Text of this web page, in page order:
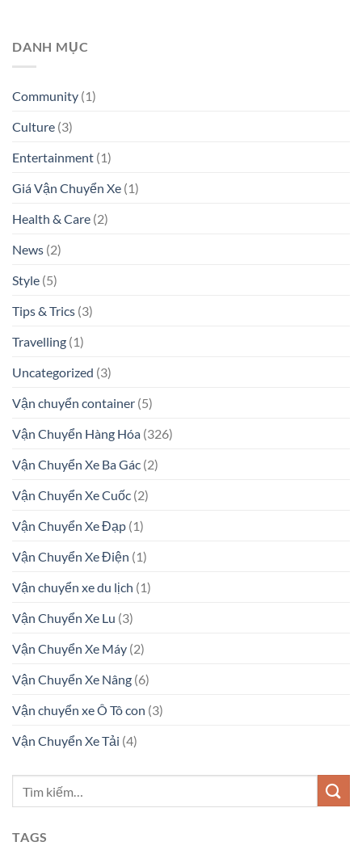
DANH MỤC
Community (1)
Culture (3)
Entertainment (1)
Giá Vận Chuyển Xe (1)
Health & Care (2)
News (2)
Style (5)
Tips & Trics (3)
Travelling (1)
Uncategorized (3)
Vận chuyển container (5)
Vận Chuyển Hàng Hóa (326)
Vận Chuyển Xe Ba Gác (2)
Vận Chuyển Xe Cuốc (2)
Vận Chuyển Xe Đạp (1)
Vận Chuyển Xe Điện (1)
Vận chuyển xe du lịch (1)
Vận Chuyển Xe Lu (3)
Vận Chuyển Xe Máy (2)
Vận Chuyển Xe Nâng (6)
Vận chuyển xe Ô Tô con (3)
Vận Chuyển Xe Tải (4)
TAGS